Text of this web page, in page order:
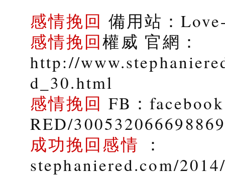
感情挽回 備用站：
感情挽回權威 官網：
http://
d_30.html
感情挽回 FB：
RED/300532066698869
成功挽回感情 ：
stephaniered.com/